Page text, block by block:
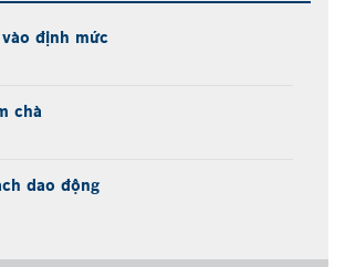
định mức
chà
dao động